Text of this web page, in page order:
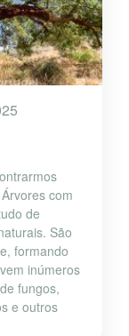
com
de
São
formando
inúmeros
fungos,
e outros